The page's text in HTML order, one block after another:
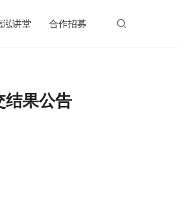
泓讲堂 合作招募
结果公告